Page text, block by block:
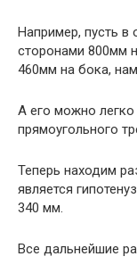
Например, пусть в
сторонами 800мм
460мм на бока,
А его можно легко
прямоугольного
Теперь находим
является
340 мм.
Все дальнейшие